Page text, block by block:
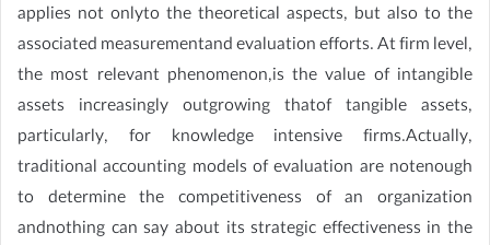
applies not onlyto the theoretical aspects, but also to the
associated measurementand evaluation efforts. At firm level,
the most relevant phenomenon,is the value of intangible
assets increasingly outgrowing thatof tangible assets,
particularly, for knowledge intensive firms.Actually,
traditional accounting models of evaluation are notenough
to determine the competitiveness of an organization
andnothing can say about its strategic effectiveness in the